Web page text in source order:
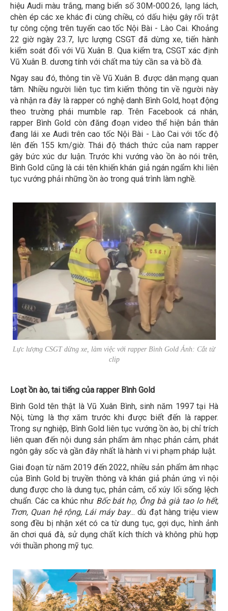
hiệu Audi màu trắng, mang biển số 30M-000.26, lạng lách,
chèn ép các xe khác đi cùng chiều, có dấu hiệu gây rối trật
tự công cộng trên tuyến cao tốc Nội Bài - Lào Cai. Khoảng
22 giờ ngày 23.7, lực lượng CSGT đã dừng xe, tiến hành
kiểm soát đối với Vũ Xuân B. Qua kiểm tra, CSGT xác định
Vũ Xuân B. dương tính với chất ma túy cần sa và bồ đà.
Ngay sau đó, thông tin về Vũ Xuân B. được dân mạng quan
tâm. Nhiều người liên tục tìm kiếm thông tin về người này
và nhận ra đây là rapper có nghệ danh Bình Gold, hoạt động
theo trường phái mumble rap. Trên Facebook cá nhân,
rapper Bình Gold còn đăng đoạn video thể hiện bản thân
đang lái xe Audi trên cao tốc Nội Bài - Lào Cai với tốc độ
lên đến 155 km/giờ. Thái độ thách thức của nam rapper
gây bức xúc dư luận. Trước khi vướng vào ồn ào nói trên,
Bình Gold cũng là cái tên khiến khán giả ngán ngẩm khi liên
tục vướng phải những ồn ào trong quá trình làm nghề.
Lực lượng CSGT dừng xe, làm việc với rapper Bình Gold Ảnh: Cắt từ
clip
Loạt ồn ào, tai tiếng của rapper Bình Gold
Bình Gold tên thật là Vũ Xuân Bình, sinh năm 1997 tại Hà
Nội, từng là thợ xăm trước khi được biết đến là rapper.
Trong sự nghiệp, Bình Gold liên tục vướng ồn ào, bị chỉ trích
liên quan đến nội dung sản phẩm âm nhạc phản cảm, phát
ngôn gây sốc và gần đây nhất là hành vi vi phạm pháp luật.
Giai đoạn từ năm 2019 đến 2022, nhiều sản phẩm âm nhạc
của Bình Gold bị truyền thông và khán giả phản ứng vì nội
dung được cho là dung tục, phản cảm, cổ xúy lối sống lệch
chuẩn. Các ca khúc như Bốc bát họ, Ông bà già tao lo hết,
Trơn, Quan hệ rộng, Lái máy bay... dù đạt hàng triệu view
song đều bị nhận xét có ca từ dung tục, gợi dục, hình ảnh
ăn chơi quá đà, sử dụng chất kích thích và không phù hợp
với thuần phong mỹ tục.